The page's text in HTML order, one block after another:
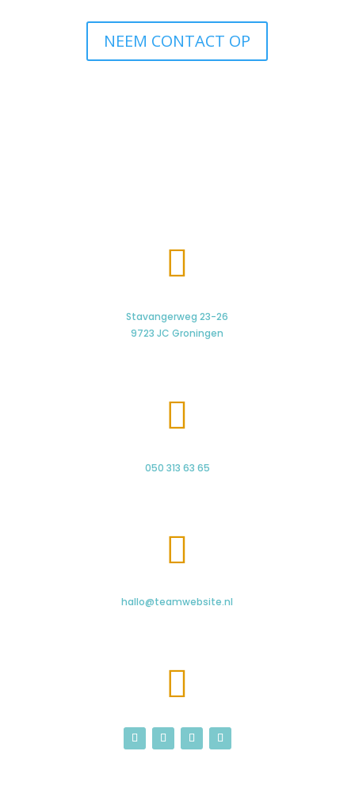
NEEM CONTACT OP

Stavangerweg 23-26
9723 JC Groningen

050 313 63 65

hallo@teamwebsite.nl
